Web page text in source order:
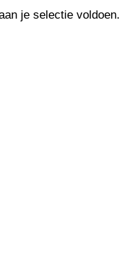
je selectie voldoen.